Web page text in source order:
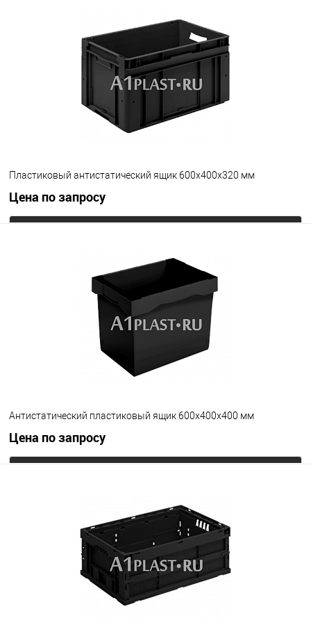
Под заказ
Пластиковый антистатический ящик 600х400х320 мм
Цена по запросу
Под заказ
Антистатический пластиковый ящик 600х400х400 мм
Цена по запросу
Под заказ